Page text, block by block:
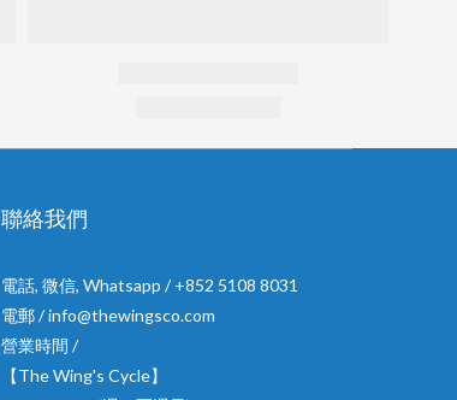
聯絡我們
電話, 微信, Whatsapp / +852 5108 8031
電郵 / info@thewingsco.com
營業時間 /
【The Wing's Cycle】